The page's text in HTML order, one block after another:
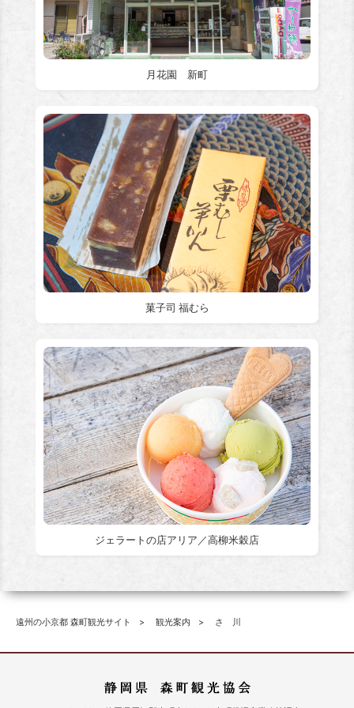
月花園 新町
菓子司 福むら
ジェラートの店アリア／高柳米穀店
遠州の小京都 森町観光サイト 観光案内 さゝ川